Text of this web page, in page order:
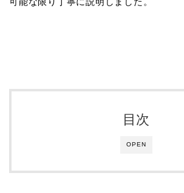
OPEN
目次